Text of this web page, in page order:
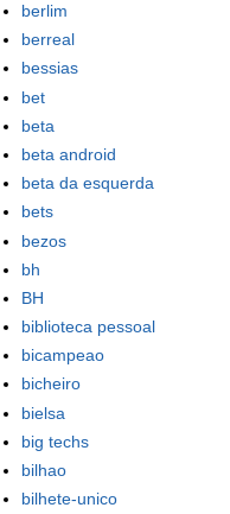
berlim
berreal
bessias
bet
beta
beta android
beta da esquerda
bets
bezos
bh
BH
biblioteca pessoal
bicampeao
bicheiro
bielsa
big techs
bilhao
bilhete-unico